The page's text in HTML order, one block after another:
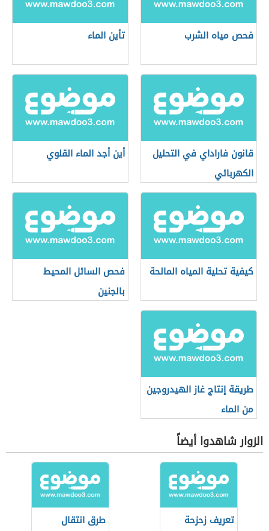
فحص مياه الشرب تأين الماء
قانون فاراداي في التحليل
الكهربائي
أين أجد الماء القلوي
كيفية تحلية المياه المالحة
فحص السائل المحيط
بالجنين
طريقة إنتاج غاز الهيدروجين
من الماء
الزوار شاهدوا أيضاً
تعريف زحزحة
طرق انتقال